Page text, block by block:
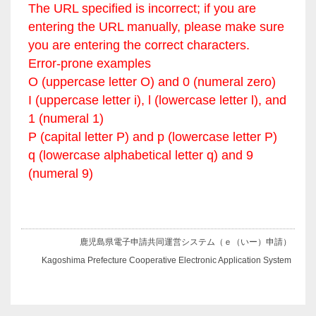
The URL specified is incorrect; if you are
entering the URL manually, please make sure
you are entering the correct characters.
Error-prone examples
O (uppercase letter O) and 0 (numeral zero)
I (uppercase letter i), l (lowercase letter l), and
1 (numeral 1)
P (capital letter P) and p (lowercase letter P)
q (lowercase alphabetical letter q) and 9
(numeral 9)
鹿児島県電子申請共同運営システム（ｅ（いー）申請）
Kagoshima Prefecture Cooperative Electronic Application System